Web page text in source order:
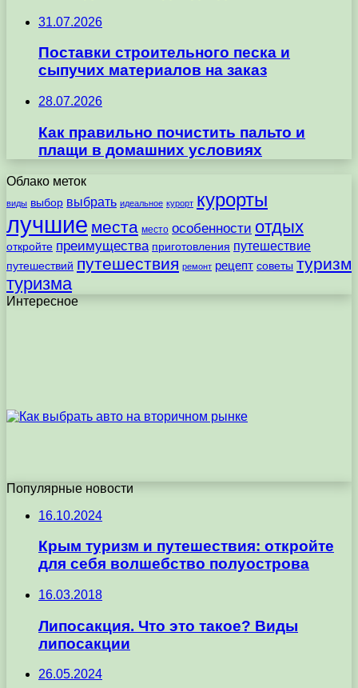
31.07.2026
Поставки строительного песка и
сыпучих материалов на заказ
28.07.2026
Как правильно почистить пальто и
плащи в домашних условиях
Облако меток
виды выбор выбрать идеальное курорт курорты
лучшие места место особенности отдых
откройте преимущества приготовления путешествие
путешествий путешествия ремонт рецепт советы туризм
туризма
Интересное
Популярные новости
16.10.2024
Крым туризм и путешествия: откройте
для себя волшебство полуострова
16.03.2018
Липосакция. Что это такое? Виды
липосакции
26.05.2024